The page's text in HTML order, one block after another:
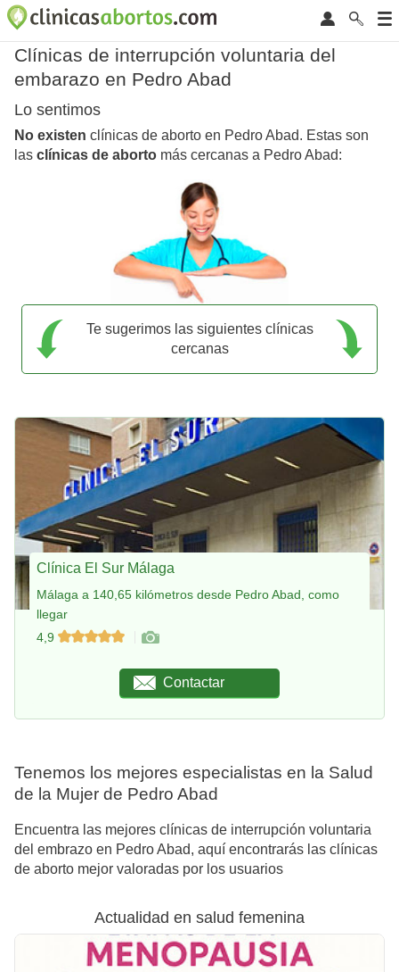
Clínicas de interrupción voluntaria del
embarazo en Pedro Abad
Lo sentimos
No existen clínicas de aborto en Pedro Abad. Estas son
las clínicas de aborto más cercanas a Pedro Abad:
Te sugerimos las siguientes clínicas
cercanas
Clínica El Sur Málaga
Málaga a 140,65 kilómetros desde Pedro Abad, como
llegar
4,9
Contactar
Tenemos los mejores especialistas en la Salud
de la Mujer de Pedro Abad
Encuentra las mejores clínicas de interrupción voluntaria
del embrazo en Pedro Abad, aquí encontrarás las clínicas
de aborto mejor valoradas por los usuarios
Actualidad en salud femenina